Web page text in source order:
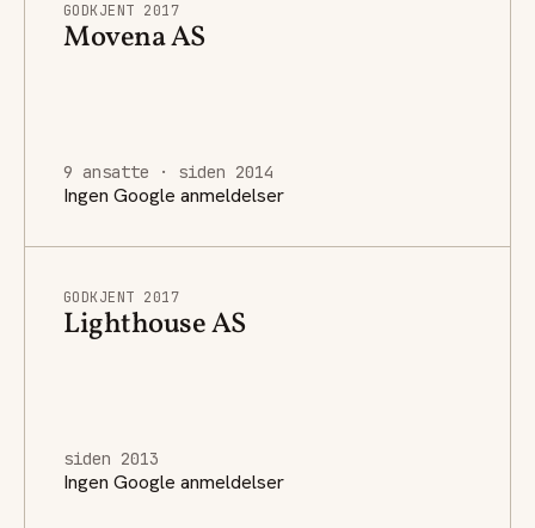
GODKJENT 2017
Movena AS
9 ansatte · siden 2014
Ingen Google anmeldelser
GODKJENT 2017
Lighthouse AS
siden 2013
Ingen Google anmeldelser